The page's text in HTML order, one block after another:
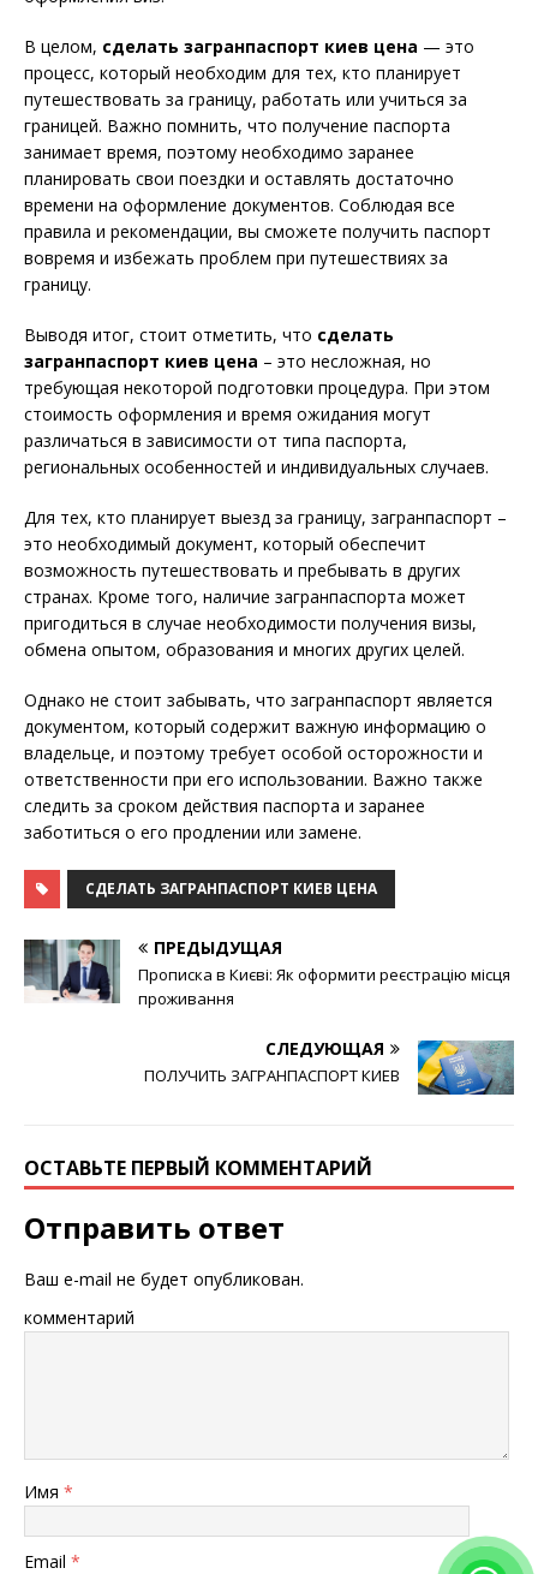
В целом, сделать загранпаспорт киев цена — это
процесс, который необходим для тех, кто планирует
путешествовать за границу, работать или учиться за
границей. Важно помнить, что получение паспорта
занимает время, поэтому необходимо заранее
планировать свои поездки и оставлять достаточно
времени на оформление документов. Соблюдая все
правила и рекомендации, вы сможете получить паспорт
вовремя и избежать проблем при путешествиях за
границу.
Выводя итог, стоит отметить, что сделать
загранпаспорт киев цена – это несложная, но
требующая некоторой подготовки процедура. При этом
стоимость оформления и время ожидания могут
различаться в зависимости от типа паспорта,
региональных особенностей и индивидуальных случаев.
Для тех, кто планирует выезд за границу, загранпаспорт –
это необходимый документ, который обеспечит
возможность путешествовать и пребывать в других
странах. Кроме того, наличие загранпаспорта может
пригодиться в случае необходимости получения визы,
обмена опытом, образования и многих других целей.
Однако не стоит забывать, что загранпаспорт является
документом, который содержит важную информацию о
владельце, и поэтому требует особой осторожности и
ответственности при его использовании. Важно также
следить за сроком действия паспорта и заранее
заботиться о его продлении или замене.
СДЕЛАТЬ ЗАГРАНПАСПОРТ КИЕВ ЦЕНА
ПРЕДЫДУЩАЯ
Прописка в Києві: Як оформити реєстрацію місця
проживання
СЛЕДУЮЩАЯ
ПОЛУЧИТЬ ЗАГРАНПАСПОРТ КИЕВ
ОСТАВЬТЕ ПЕРВЫЙ КОММЕНТАРИЙ
Отправить ответ
Ваш e-mail не будет опубликован.
комментарий
Имя *
Email *